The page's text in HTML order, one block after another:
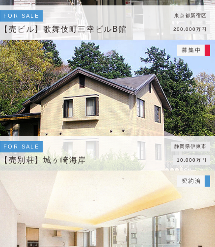
FOR SALE
【売ビル】歌舞伎町三幸ビルB館
東京都新宿区
200,000万円
FOR SALE
【売別荘】城ヶ崎海岸
静岡県伊東市
10,000万円